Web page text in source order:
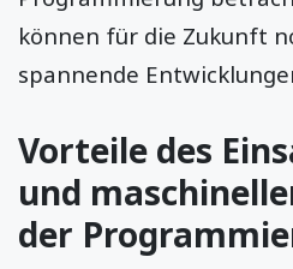
können für die Zukunft
spannende
Vorteile des
und
der